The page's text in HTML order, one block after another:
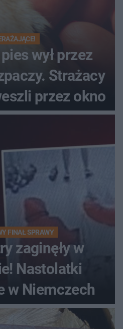
wył przez
Strażacy
przez okno
FINAŁ SPRAWY
zaginęły w
Nastolatki
w Niemczech